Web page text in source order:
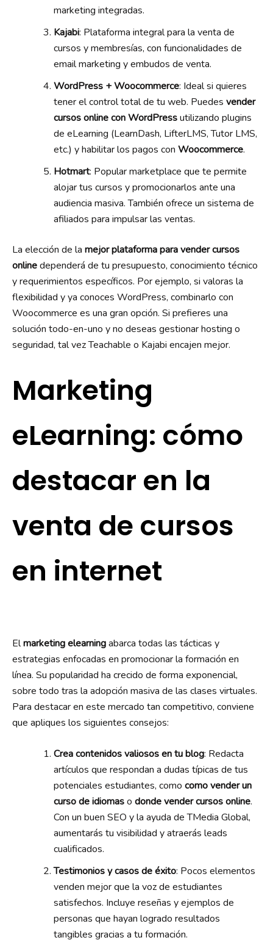
marketing integradas.
Kajabi: Plataforma integral para la venta de
cursos y membresías, con funcionalidades de
email marketing y embudos de venta.
WordPress + Woocommerce: Ideal si quieres
tener el control total de tu web. Puedes vender
cursos online con WordPressutilizando plugins
de eLearning (LearnDash, LifterLMS, Tutor LMS,
etc.) y habilitar los pagos con Woocommerce.
Hotmart: Popular marketplace que te permite
alojar tus cursos y promocionarlos ante una
audiencia masiva. También ofrece un sistema de
afiliados para impulsar las ventas.
La elección de la mejor plataforma para vender cursos
onlinedependerá de tu presupuesto, conocimiento técnico
y requerimientos específicos. Por ejemplo, si valoras la
flexibilidad y ya conoces WordPress, combinarlo con
Woocommerce es una gran opción. Si prefieres una
solución todo-en-uno y no deseas gestionar hosting o
seguridad, tal vez Teachable o Kajabi encajen mejor.
Marketing
eLearning: cómo
destacar en la
venta de cursos
en internet
Elmarketing elearningabarca todas las tácticas y
estrategias enfocadas en promocionar la formación en
línea. Su popularidad ha crecido de forma exponencial,
sobre todo tras la adopción masiva de las clases virtuales.
Para destacar en este mercado tan competitivo, conviene
que apliques los siguientes consejos:
Crea contenidos valiosos en tu blog: Redacta
artículos que respondan a dudas típicas de tus
potenciales estudiantes, como como vender un
curso de idiomaso donde vender cursos online.
Con un buen SEO y la ayuda de TMedia Global,
aumentarás tu visibilidad y atraerás leads
cualificados.
Testimonios y casos de éxito: Pocos elementos
venden mejor que la voz de estudiantes
satisfechos. Incluye reseñas y ejemplos de
personas que hayan logrado resultados
tangibles gracias a tu formación.